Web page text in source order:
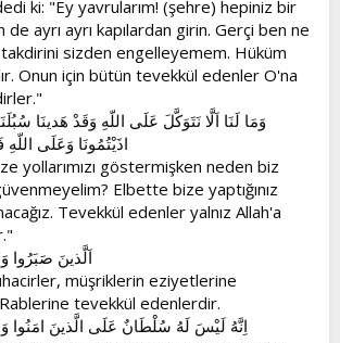
ki: "Ey yavrularım! (şehre) hepiniz bir
de ayrı ayrı kapılardan girin. Gerçi ben ne
takdirini sizden engelleyemem. Hüküm
Onun için bütün tevekkül edenler O'na
وَمَا لَنَا اَلَّا نَتَوَكَّلَ عَلَى اللّهِ وَقَدْ هَدينَا
اذَيْتُمُونَا وَعَلَى
yollarımızı göstermişken neden biz
Elbette bize yaptığınız
Tevekkül edenler yalnız Allah'a
اَلَّذينَ صَبَرُوا
müşriklerin eziyetlerine
tevekkül edenlerdir.
اِنَّهُ لَيْسَ لَهُ سُلْطَانٌ عَلَى الَّذينَ امَنُوا